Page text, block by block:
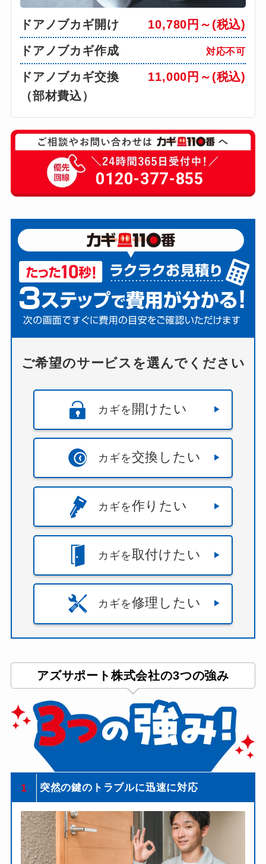
ドアノブカギ開け
10,780円～(税込)
ドアノブカギ作成
対応不可
ドアノブカギ交換
（部材費込）
11,000円～(税込)
0120-377-855
ご希望のサービスを選んでください
カギを 開けたい
カギを交換したい
カギを作りたい
カギを取付けたい
カギを修理したい
アズサポート株式会社の3つの強み
1 突然の鍵のトラブルに迅速に対応